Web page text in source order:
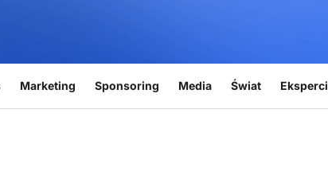
Marketing Sponsoring Media Świat Eksperci